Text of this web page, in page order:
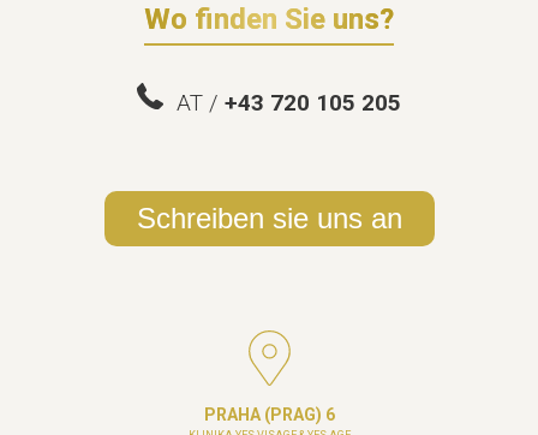
Wo finden Sie uns?
AT / +43 720 105 205
Schreiben sie uns an
PRAHA (PRAG) 6